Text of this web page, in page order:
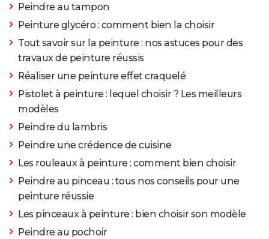
Peindre au tampon
Peinture glycéro : comment bien la choisir
Tout savoir sur la peinture : nos astuces pour des
travaux de peinture réussis
Réaliser une peinture effet craquelé
Pistolet à peinture : lequel choisir ? Les meilleurs
modèles
Peindre du lambris
Peindre une crédence de cuisine
Les rouleaux à peinture : comment bien choisir
Peindre au pinceau : tous nos conseils pour une
peinture réussie
Les pinceaux à peinture : bien choisir son modèle
Peindre au pochoir